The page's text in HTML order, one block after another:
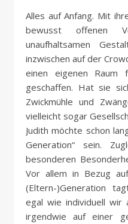
Alles auf Anfang. Mit
bewusst offenen
unaufhaltsamen
inzwischen auf der
einen eigenen Raum
geschaffen. Hat sie
Zwickmühle und
vielleicht sogar
Judith möchte schon
Generation“ sein.
besonderen
Vor allem in Bezug
(Eltern-)Generation
egal wie individuell wir
irgendwie auf einer